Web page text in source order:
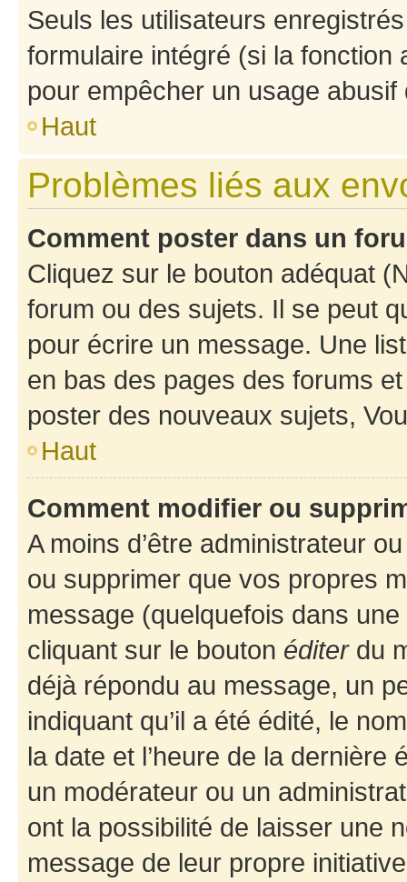
Seuls les utilisateurs
formulaire intégré (si la fonction
pour empêcher un usage
Haut
Problèmes liés aux
Comment poster dans un
Cliquez sur le bouton adéquat
forum ou des sujets. Il se peut
pour écrire un message. Une
en bas des pages des forums
poster des nouveaux sujets,
Haut
Comment modifier ou
A moins d’être administrateur
ou supprimer que vos propres
message (quelquefois dans
cliquant sur le bouton éditerdu
déjà répondu au message, un
indiquant qu’il a été édité, le
la date et l’heure de la dernière
un modérateur ou un
ont la possibilité de laisser une
message de leur propre